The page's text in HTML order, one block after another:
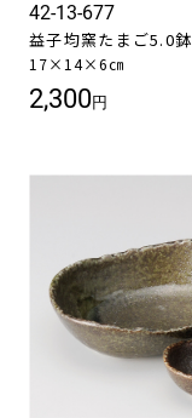
42-13-677
益子均窯たまご5.0鉢
17×14×6㎝
2,300円